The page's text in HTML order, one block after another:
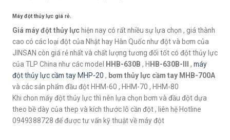
Máy đột thủy lực giá rẻ.
Giá máy đột thủy lực hiện nay có rất nhiều sự lựa chọn , giá thành
cao có các loại đột của Nhật hay Hàn Quốc như đột và bơm của
JINSAN còn giá rẻ nhất và chất lượng tương đối tốt có đột thủy lực
của TLP China như các model
HHB-630B , H HB-630B-III , máy
đột thủy lực cầm tay MHP-20 , bơm thủy lực cầm tay MHB-700A
và các sản phẩm đầu đột HHM-60 , HHM-70 , HHM-80
Khi chon máy đột thủy lực thì nên lựa chọn bơm và đầu đột dựa
theo bề dày của thep và kích thước lỗ cần đột , liên hệ Hotline
0949388728 để được tư vấn kỹ thuật về máy đột